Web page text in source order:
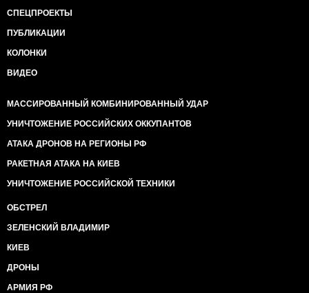
СПЕЦПРОЕКТЫ
ПУБЛИКАЦИИ
КОЛОНКИ
ВИДЕО
МАССИРОВАННЫЙ КОМБИНИРОВАННЫЙ УДАР
УНИЧТОЖЕНИЕ РОССИЙСКИХ ОККУПАНТОВ
АТАКА ДРОНОВ НА РЕГИОНЫ РФ
РАКЕТНАЯ АТАКА НА КИЕВ
УНИЧТОЖЕНИЕ РОССИЙСКОЙ ТЕХНИКИ
ОБСТРЕЛ
ЗЕЛЕНСКИЙ ВЛАДИМИР
КИЕВ
ДРОНЫ
АРМИЯ РФ